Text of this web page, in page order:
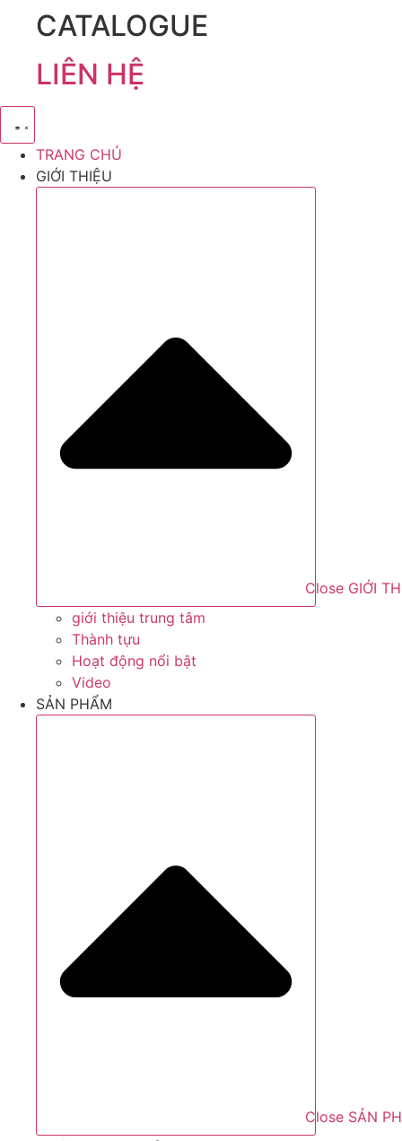
CATALOGUE
LIÊN HỆ
TRANG CHỦ
GIỚI THIỆU
Close GIỚI
giới thiệu trung tâm
Thành tựu
Hoạt động nổi bật
Video
SẢN PHẨM
Close SẢN